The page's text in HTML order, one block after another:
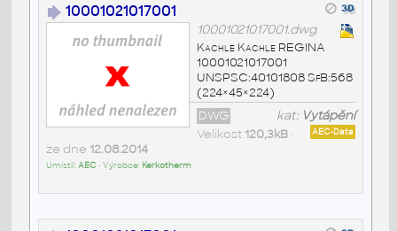
10001021017001
10001021017001.dwg
Kachle Kachle REGINA
10001021017001
UNSPSC:40101808 SfB:568
(224×45×224)
kat: Vytápění
DWG
AEC-Data
Velikost 120,3kB•
ze dne 12.08.2014
Umístil:AEC• Výrobce: Kerkotherm